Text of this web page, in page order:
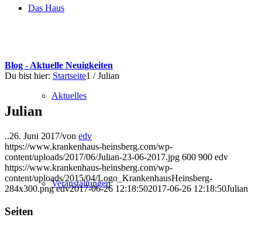
Das Haus
Aktuelles
Veranstaltungen
Blog - Aktuelle Neuigkeiten
Du bist hier: Startseite1 / Julian
Julian
..26. Juni 2017/von edv
https://www.krankenhaus-heinsberg.com/wp-
content/uploads/2017/06/Julian-23-06-2017.jpg 600 900 edv
https://www.krankenhaus-heinsberg.com/wp-
content/uploads/2015/04/Logo_KrankenhausHeinsberg-
284x300.png edv2017-06-26 12:18:502017-06-26 12:18:50Julian
Seiten